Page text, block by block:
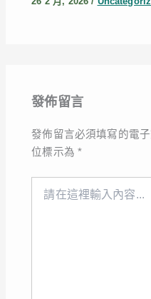
發佈留言
發佈留言必須填寫的電
位標示為*